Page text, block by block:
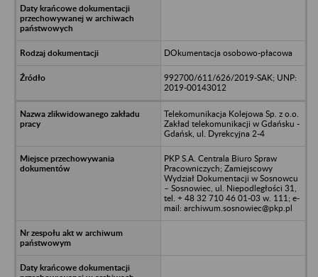
DOkumentacja osobowo-płacowa
992700/611/626/2019-SAK; UNP:
2019-00143012
Telekomunikacja Kolejowa Sp. z o.o.
Zakład telekomunikacji w Gdańsku -
Gdańsk, ul. Dyrekcyjna 2-4
PKP S.A. Centrala Biuro Spraw
Pracowniczych; Zamiejscowy
Wydział Dokumentacji w Sosnowcu
– Sosnowiec, ul. Niepodległości 31,
tel. + 48 32 710 46 01-03 w. 111; e-
mail: archiwum.sosnowiec@pkp.pl